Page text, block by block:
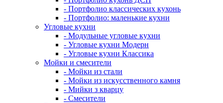
- Портфолио классических кухонь
- Портфолио: маленькие кухни
Угловые кухни
- Модульные угловые кухни
- Угловые кухни Модерн
- Угловые кухни Классика
Мойки и смесители
- Мойки из стали
- Мойки из искусственного камня
- Мийки з кварцу
- Смесители